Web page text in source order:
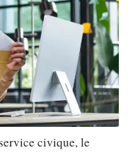
civique, le